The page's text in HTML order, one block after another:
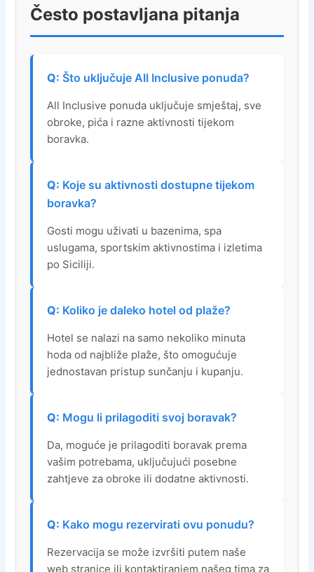
Često postavljana pitanja
Što uključuje All Inclusive ponuda?
All Inclusive ponuda uključuje smještaj, sve
obroke, pića i razne aktivnosti tijekom
boravka.
Koje su aktivnosti dostupne tijekom
boravka?
Gosti mogu uživati u bazenima, spa
uslugama, sportskim aktivnostima i izletima
po Siciliji.
Koliko je daleko hotel od plaže?
Hotel se nalazi na samo nekoliko minuta
hoda od najbliže plaže, što omogućuje
jednostavan pristup sunčanju i kupanju.
Mogu li prilagoditi svoj boravak?
Da, moguće je prilagoditi boravak prema
vašim potrebama, uključujući posebne
zahtjeve za obroke ili dodatne aktivnosti.
Kako mogu rezervirati ovu ponudu?
Rezervacija se može izvršiti putem naše
web stranice ili kontaktiranjem našeg tima za